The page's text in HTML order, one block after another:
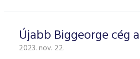
Újabb Biggeorge cég
2023. nov. 22.